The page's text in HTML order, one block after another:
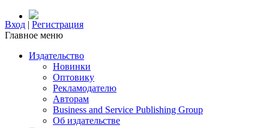
Вход | Регистрация
Главное меню
Издательство
Новинки
Оптовику
Рекламодателю
Авторам
Business and Service Publishing Group
Об издательстве